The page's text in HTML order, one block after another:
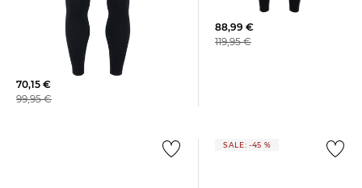
Icebreaker | Herren
Funktionsunterhose "200 Oasis"
70,15 €
99,95 €
Leggings "260 Tech"
88,99 €
119,95 €
SALE: -45 %